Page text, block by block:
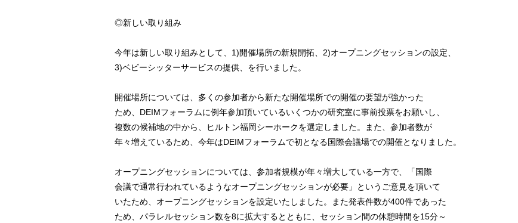
◎新しい取り組み
今年は新しい取り組みとして、1)開催場所の新規開拓、2)オープニングセッションの設定、
3)ベビーシッターサービスの提供、を行いました。
開催場所については、多くの参加者から新たな開催場所での開催の要望が強かった
ため、DEIMフォーラムに例年参加頂いているいくつかの研究室に事前投票をお願いし、
複数の候補地の中から、ヒルトン福岡シーホークを選定しました。また、参加者数が
年々増えているため、今年はDEIMフォーラムで初となる国際会議場での開催となりました。
オープニングセッションについては、参加者規模が年々増大している一方で、「国際
会議で通常行われているようなオープニングセッションが必要」というご意見を頂いて
いたため、オープニングセッションを設定いたしました。また発表件数が400件であった
ため、パラレルセッション数を8に拡大するとともに、セッション間の休憩時間を15分～